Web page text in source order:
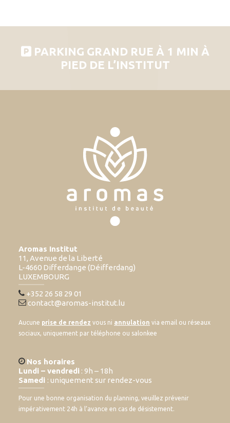
PARKING GRAND RUE À 1 MIN À
PIED DE L’INSTITUT
Aromas Institut
11, Avenue de la Liberté
L-4660 Differdange (Déifferdang)
LUXEMBOURG
+352 26 58 29 01
contact@aromas-institut.lu
Aucune prise de rendez vous ni annulation via email ou réseaux
sociaux, uniquement par téléphone ou salonkee
Nos horaires
Lundi – vendredi : 9h – 18h
Samedi : uniquement sur rendez-vous
Pour une bonne organisation du planning, veuillez prévenir
impérativement 24h à l’avance en cas de désistement.